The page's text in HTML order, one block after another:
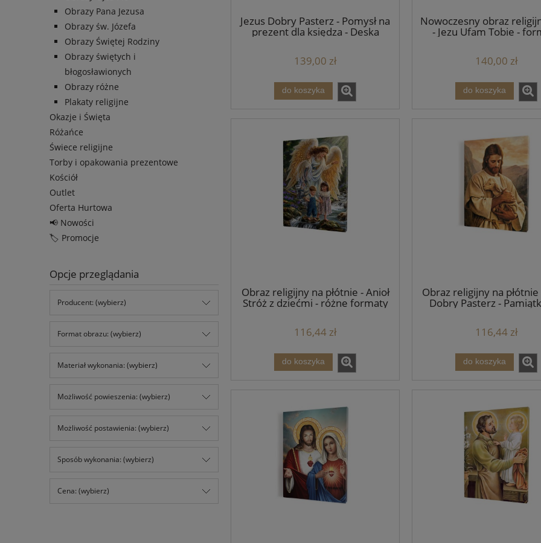
Obrazy Pana Jezusa
Obrazy św. Józefa
Obrazy Świętej Rodziny
Obrazy świętych i
błogosławionych
Obrazy różne
Plakaty religijne
Okazje i Święta
Różańce
Świece religijne
Torby i opakowania prezentowe
Kościół
Outlet
Oferta Hurtowa
📢 Nowości
🏷️ Promocje
Opcje przeglądania
Producent: (wybierz)
Format obrazu: (wybierz)
Materiał wykonania: (wybierz)
Możliwość powieszenia: (wybierz)
Możliwość postawienia: (wybierz)
Sposób wykonania: (wybierz)
Cena: (wybierz)
Jezus Dobry Pasterz - Pomysł na
prezent dla księdza - Deska
139,00 zł
do koszyka
Nowoczesny obraz
- Jezu Ufam Tobie -
140,00 zł
do koszyka
Obraz religijny na płótnie - Anioł
Stróż z dziećmi - różne formaty
116,44 zł
do koszyka
Obraz religijny na płótnie
Dobry Pasterz -
116,44 zł
do koszyka